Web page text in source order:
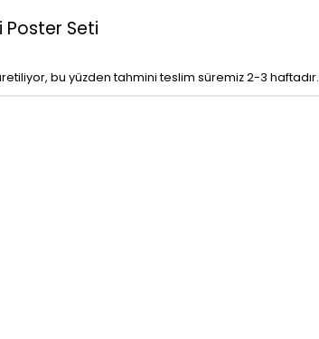
Seti
bu yüzden tahmini teslim süremiz 2-3 haftadır.